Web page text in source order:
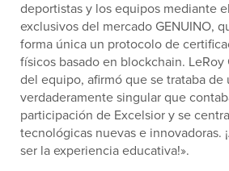
deportistas y los equipos mediante
exclusivos del mercado GENUINO,
forma única un protocolo de
físicos basado en blockchain.
del equipo, afirmó que se trataba de
verdaderamente singular que
participación de Excelsior y se
tecnológicas nuevas e innovadoras.
ser la experiencia educativa!».